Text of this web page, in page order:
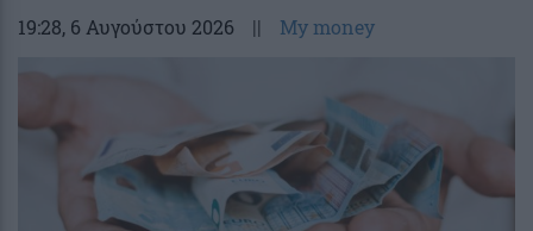
19:28, 6 Αυγούστου 2026 || My money